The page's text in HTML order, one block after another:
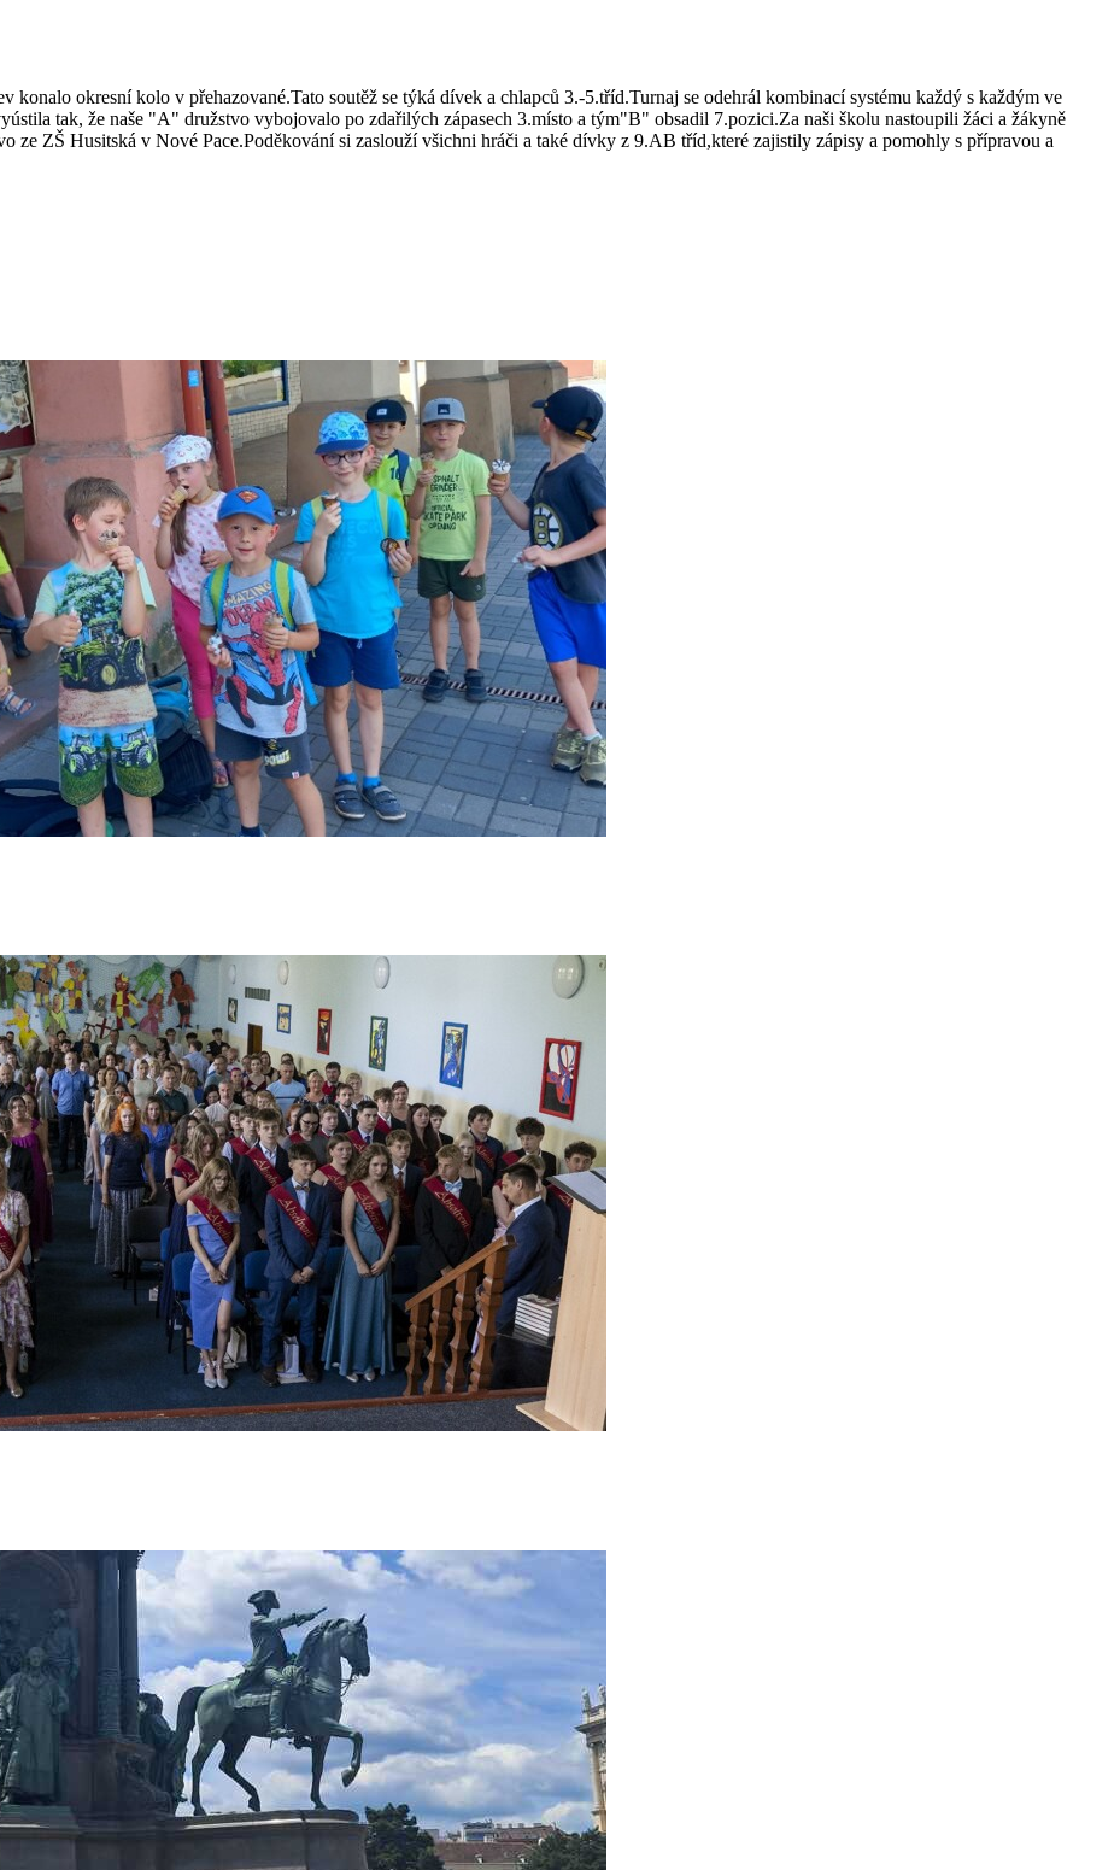
konalo okresní kolo v přehazované.Tato soutěž se týká dívek a chlapců 3.-5.tříd.Turnaj se odehrál kombinací systému každý s každým ve
tak, že naše "A" družstvo vybojovalo po zdařilých zápasech 3.místo a tým"B" obsadil 7.pozici.Za naši školu nastoupili žáci a žákyně
ze ZŠ Husitská v Nové Pace.Poděkování si zaslouží všichni hráči a také dívky z 9.AB tříd,které zajistily zápisy a pomohly s přípravou a